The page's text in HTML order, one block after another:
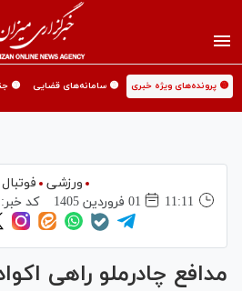
🟡 پرونده‌های ویژه خبری 🟡 سامانه‌های قضایی 🟡
ورزشی
فوتبال
11:11
01 فروردين 1405 کد خبر:
مدافع چادرملو راهی